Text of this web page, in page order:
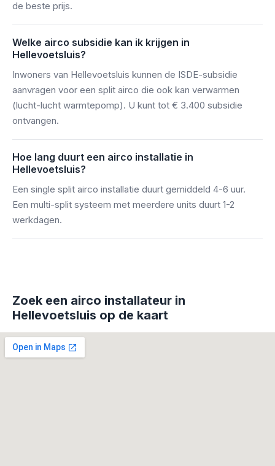
de beste prijs.
Welke airco subsidie kan ik krijgen in
Hellevoetsluis?
Inwoners van Hellevoetsluis kunnen de ISDE-subsidie
aanvragen voor een split airco die ook kan verwarmen
(lucht-lucht warmtepomp). U kunt tot € 3.400 subsidie
ontvangen.
Hoe lang duurt een airco installatie in
Hellevoetsluis?
Een single split airco installatie duurt gemiddeld 4-6 uur.
Een multi-split systeem met meerdere units duurt 1-2
werkdagen.
Zoek een airco installateur in
Hellevoetsluis op de kaart